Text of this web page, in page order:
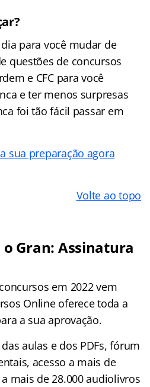
para você mudar de
questões de concursos
e CFC para você
e ter menos surpresas
foi tão fácil passar em
sua preparação agora
Volte ao topo
o Gran: Assinatura
em 2022 vem
Online oferece toda a
a sua aprovação.
aulas e dos PDFs, fórum
acesso a mais de
mais de 28.000 audiolivros